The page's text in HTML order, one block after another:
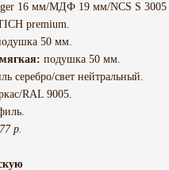
16 мм/МДФ 19 мм/NCS S 3005
premium.
50 мм.
подушка 50 мм.
серебро/свет нейтральный.
RAL 9005.
р.